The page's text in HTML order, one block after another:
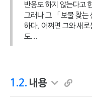
반응도 하지 않는다고
그러나 그 「보물 찾는
하다. 어쩌면 그와 새
도...
1.2. 내용